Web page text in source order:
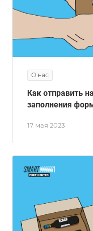
О нас
17 мая 2023
Как отправить
заполнения